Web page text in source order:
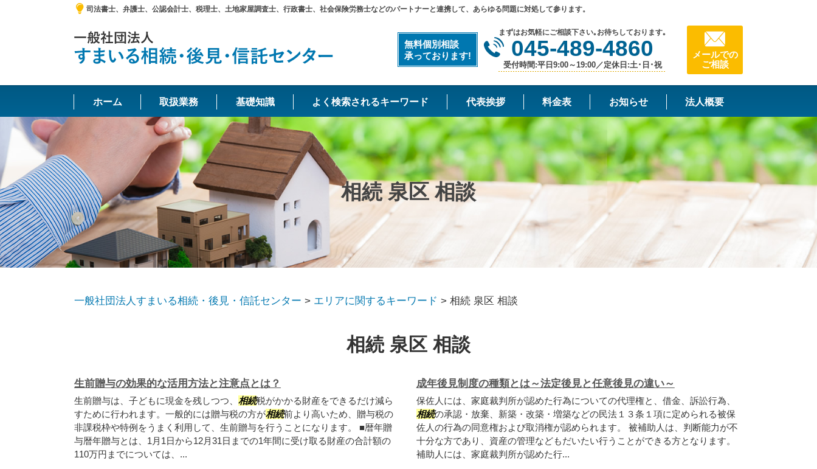
相続 泉区 相談
司法書士、弁護士、公認会計士、税理士、土地家屋調査士、行政書士、社会保険労務士などのパートナーと連携して、あらゆる問題に対処して参ります。
無料個別相談
承っております!
まずはお気軽にご相談下さい｡お待ちしております｡
045-489-4860
受付時間:平日9:00～19:00／定休日:土･日･祝
メールでの
ご相談
ホーム 取扱業務 基礎知識 よく検索されるキーワード 代表挨拶 料金表 お知らせ 法人概要
一般社団法人すまいる相続・後見・信託センター > エリアに関するキーワード > 相続 泉区 相談
相続 泉区 相談
生前贈与の効果的な活用方法と注意点とは？
生前贈与は、子どもに現金を残しつつ、 相続税がかかる財産をできるだけ減ら
すために行われます。一般的には贈与税の方が相続前より高いため、贈与税の
非課税枠や特例をうまく利用して、生前贈与を行うことになります。 ■暦年贈
与暦年贈与とは、1月1日から12月31日までの1年間に受け取る財産の合計額の
110万円までについては、...
成年後見制度の種類とは～法定後見と任意後見の違い～
保佐人には、家庭裁判所が認めた行為についての代理権と、借金、訴訟行為、
相続の承認・放棄、新築・改築・増築などの民法１３条１項に定められる被保
佐人の行為の同意権および取消権が認められます。 被補助人は、判断能力が不
十分な方であり、資産の管理などもだいたい行うことができる方となります。
補助人には、家庭裁判所が認めた行...